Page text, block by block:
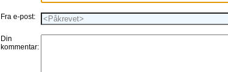
Fra e-post:
Din
kommentar: